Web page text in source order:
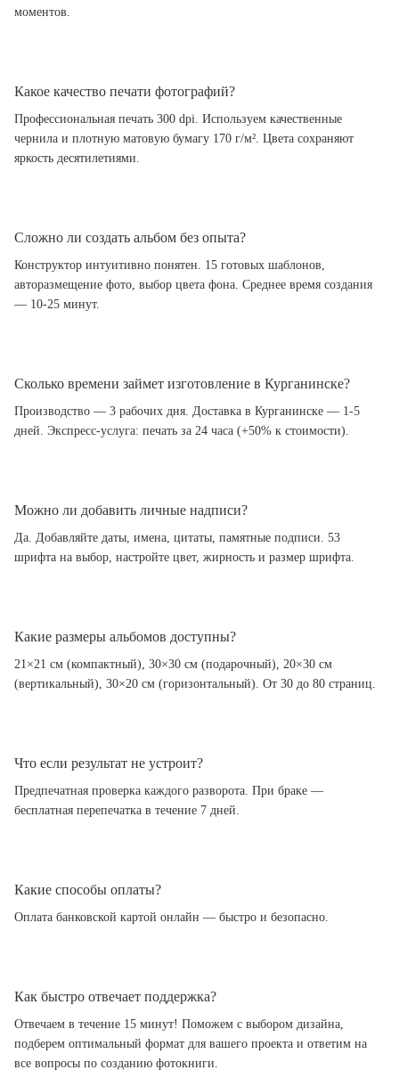
моментов.
Какое качество печати фотографий?
Профессиональная печать 300 dpi. Используем качественные
чернила и плотную матовую бумагу 170 г/м². Цвета сохраняют
яркость десятилетиями.
Сложно ли создать альбом без опыта?
Конструктор интуитивно понятен. 15 готовых шаблонов,
авторазмещение фото, выбор цвета фона. Среднее время создания
— 10-25 минут.
Сколько времени займет изготовление в Курганинске?
Производство — 3 рабочих дня. Доставка в Курганинске — 1-5
дней. Экспресс-услуга: печать за 24 часа (+50% к стоимости).
Можно ли добавить личные надписи?
Да. Добавляйте даты, имена, цитаты, памятные подписи. 53
шрифта на выбор, настройте цвет, жирность и размер шрифта.
Какие размеры альбомов доступны?
21×21 см (компактный), 30×30 см (подарочный), 20×30 см
(вертикальный), 30×20 см (горизонтальный). От 30 до 80 страниц.
Что если результат не устроит?
Предпечатная проверка каждого разворота. При браке —
бесплатная перепечатка в течение 7 дней.
Какие способы оплаты?
Оплата банковской картой онлайн — быстро и безопасно.
Как быстро отвечает поддержка?
Отвечаем в течение 15 минут! Поможем с выбором дизайна,
подберем оптимальный формат для вашего проекта и ответим на
все вопросы по созданию фотокниги.